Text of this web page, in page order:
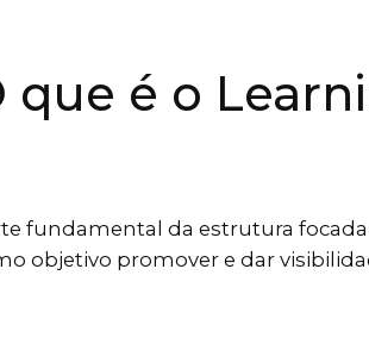
que é o
fundamental da estrutura
objetivo promover e dar